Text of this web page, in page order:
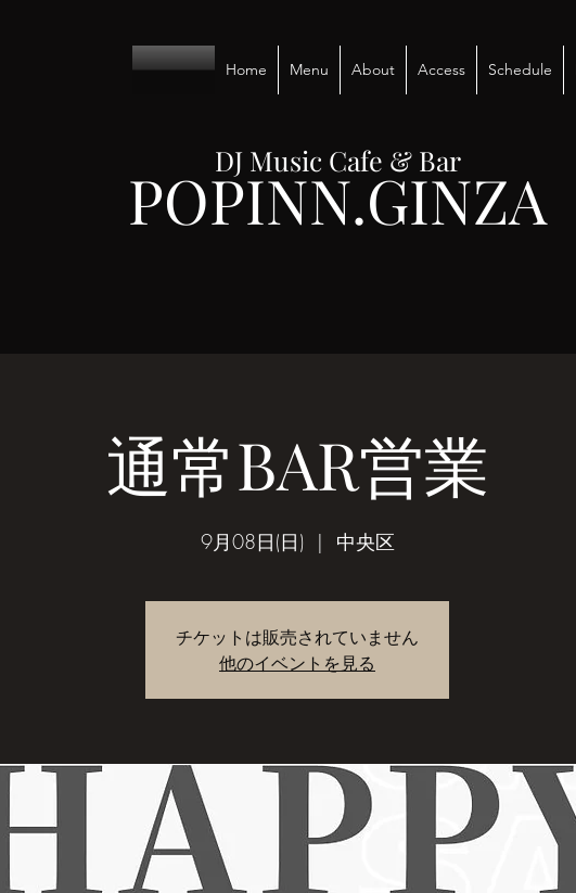
Home Menu About Access Schedule
POPINN.GINZA
DJ Music Cafe & Bar
通常BAR営業
9月08日(日)
  |
中央区
チケットは販売されていません
他のイベントを見る